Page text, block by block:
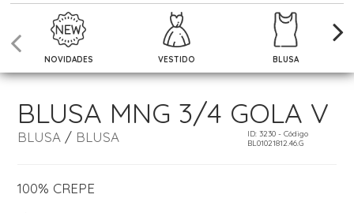
NOVIDADES VESTIDO BLUSA
BLUSA MNG 3/4 GOLA V
BLUSA/ BLUSA
ID: 3230 - Código
BL01021812.46.G
100% CREPE